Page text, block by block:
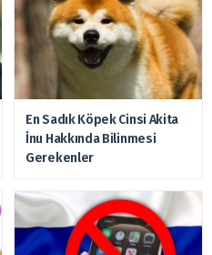
En Sadık Köpek Cinsi Akita
İnu Hakkında Bilinmesi
Gerekenler